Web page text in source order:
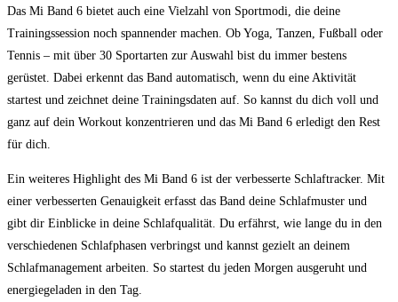
Das Mi Band 6 bietet auch eine Vielzahl von Sportmodi, die deine
Trainingssession noch spannender machen.⁣ Ob Yoga, Tanzen, Fußball oder
Tennis – mit ​über 30 Sportarten zur Auswahl bist‍ du immer bestens
gerüstet.‍ Dabei erkennt das Band automatisch, wenn ‍du eine Aktivität⁢
startest und zeichnet deine Trainingsdaten auf. ‌So kannst du dich voll und
ganz auf dein​ Workout konzentrieren und das Mi Band 6 erledigt den Rest
für dich.
Ein weiteres Highlight des Mi Band 6 ist der ‌verbesserte Schlaftracker. Mit
‍einer verbesserten Genauigkeit‍ erfasst das Band deine Schlafmuster und
gibt ‍dir ‍Einblicke in deine Schlafqualität. Du erfährst, wie ⁢lange ⁢du in ⁢den
verschiedenen‌ Schlafphasen verbringst⁣ und kannst gezielt an deinem
Schlafmanagement ⁢arbeiten. ⁣So startest du jeden Morgen ausgeruht und⁣
energiegeladen in den⁤ Tag.